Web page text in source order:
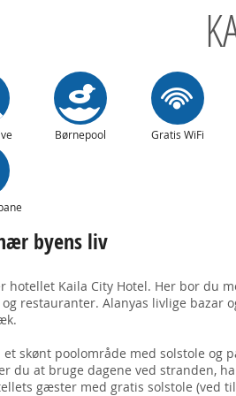
Børnepool Gratis WiFi
byens liv
hotellet Kaila City Hotel. Her bor du
restauranter. Alanyas livlige bazar
skønt poolområde med solstole og
du at bruge dagene ved stranden,
gæster med gratis solstole (ved